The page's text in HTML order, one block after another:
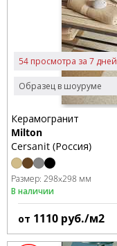
Образец в шоуруме
54 просмотра за 7 дней
Керамогранит
Milton
Cersanit (Россия)
Размер: 298x298 мм
В наличии
от 1110 руб./м2